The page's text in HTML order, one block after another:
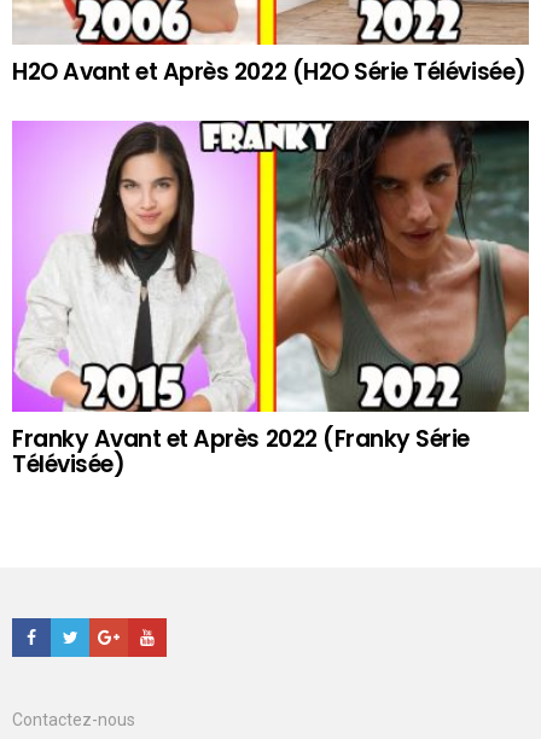
H2O Avant et Après 2022 (H2O Série Télévisée)
Franky Avant et Après 2022 (Franky Série
Télévisée)
Facebook
TwitterGoogle+Youtube
Contactez-nous